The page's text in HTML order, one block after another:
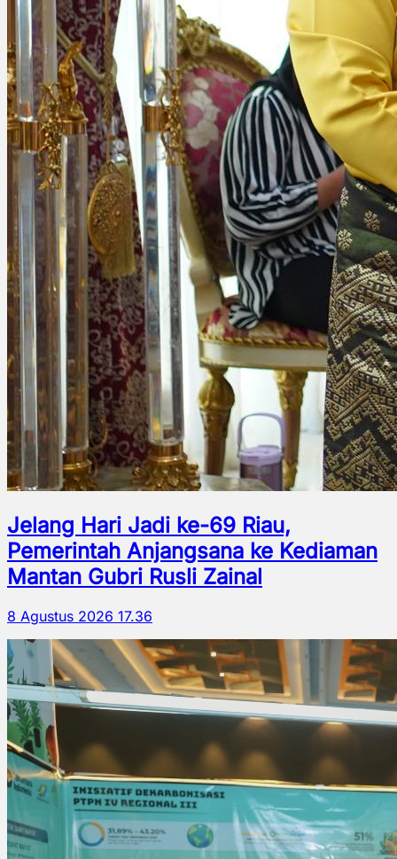
Jelang Hari Jadi ke-69 Riau,
Pemerintah Anjangsana ke Kediaman
Mantan Gubri Rusli Zainal
8 Agustus 2026 17.36